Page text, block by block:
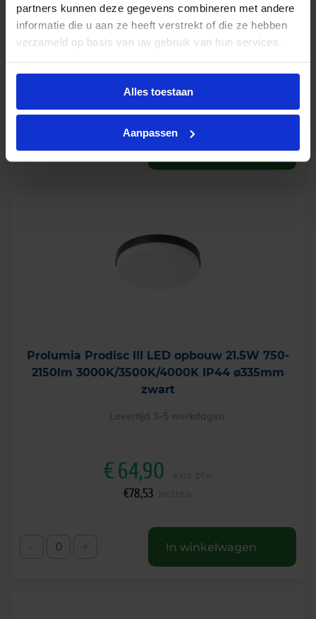
partners kunnen deze gegevens combineren met andere
informatie die u aan ze heeft verstrekt of die ze hebben
verzameld op basis van uw gebruik van hun services.
Alles toestaan
Aanpassen
Levertijd 1-2 weken
€70,03 excl. btw
€84,74 incl.btw
+
- In winkelwagen
Prolumia Prodisc III LED opbouw 21.5W 750-
2150lm 3000K/3500K/4000K IP44 ø335mm
zwart
Levertijd 3-5 werkdagen
€64,90
€78,53
In winkelwagen